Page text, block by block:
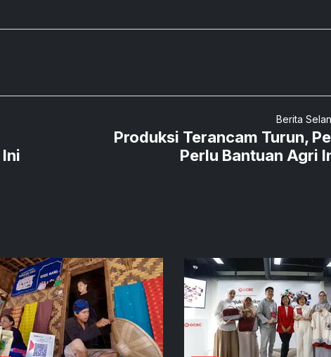
Berita
Produksi Terancam Turun,
Perlu Bantuan Agri